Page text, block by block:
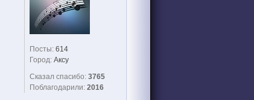
Посты: 614
Город: Аксу
Сказал спасибо: 3765
Поблагодарили: 2016